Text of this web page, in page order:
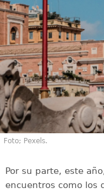
Foto; Pexels.
Por su parte, este
encuentros como los